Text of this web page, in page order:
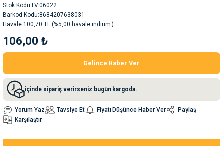
Stok Kodu LV.06022
Barkod Kodu 8684207638031
Havale 100,70 TL (%5,00 havale indirimi)
106,00 ₺
Gelince Haber Ver
içinde sipariş verirseniz bugün kargoda.
Yorum Yaz Tavsiye Et Fiyatı Düşünce Haber Ver
Paylaş
Karşılaştır